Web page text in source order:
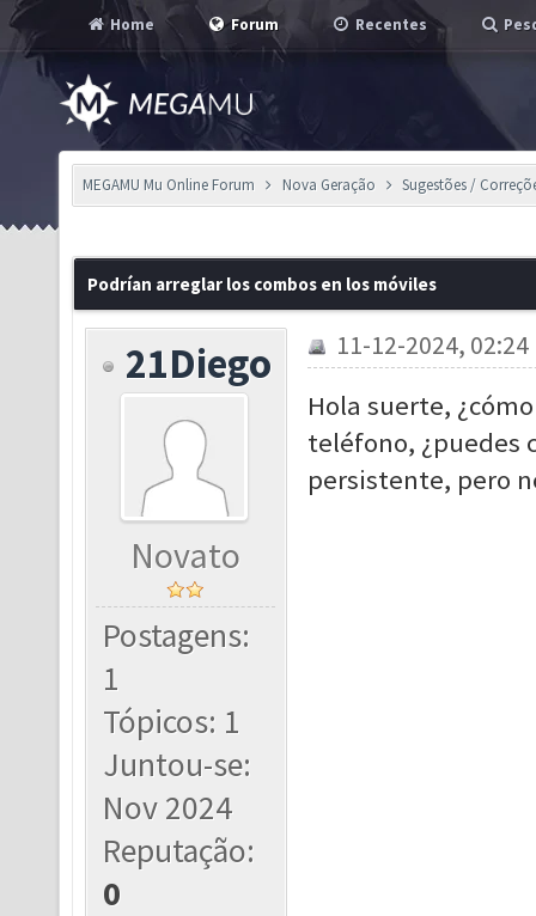
Home Forum Recentes
MEGAMU Mu Online Forum Nova Geração Sugestões /
Podrían arreglar los combos en los móviles
21Diego
Novato
Postagens:
1
Tópicos: 1
Juntou-se:
Nov 2024
Reputação:
0
11-12-2024, 02:24
Hola suerte,
teléfono, ¿puedes
persistente, pero